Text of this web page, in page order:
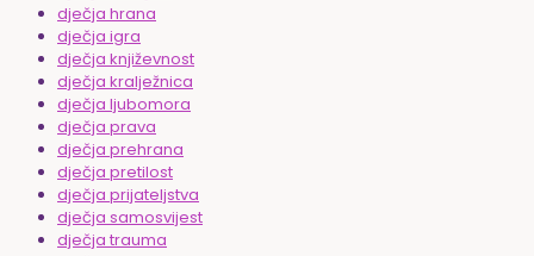
dječja hrana
dječja igra
dječja književnost
dječja kralježnica
dječja ljubomora
dječja prava
dječja prehrana
dječja pretilost
dječja prijateljstva
dječja samosvijest
dječja trauma